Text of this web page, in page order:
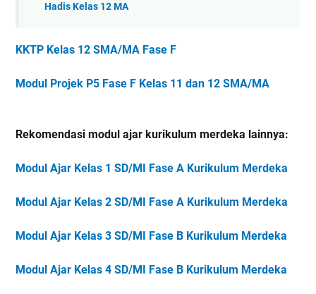
Hadis Kelas 12 MA
KKTP Kelas 12 SMA/MA Fase F
Modul Projek P5 Fase F Kelas 11 dan 12 SMA/MA
Rekomendasi modul ajar kurikulum merdeka lainnya:
Modul Ajar Kelas 1 SD/MI Fase A Kurikulum Merdeka
Modul Ajar Kelas 2 SD/MI Fase A Kurikulum Merdeka
Modul Ajar Kelas 3 SD/MI Fase B Kurikulum Merdeka
Modul Ajar Kelas 4 SD/MI Fase B Kurikulum Merdeka